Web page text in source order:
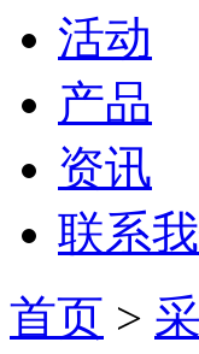
活动
产品
资讯
联系
首页 >